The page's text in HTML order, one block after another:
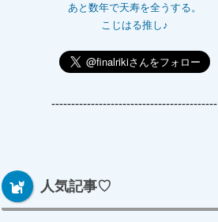
あと数年で天寿を全うする。
こじはる推し♪
------------------------------------------
人気記事♡